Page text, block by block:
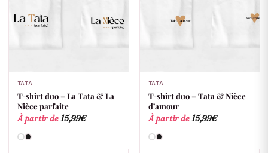
TATA
T-shirt duo – La Tata & La
Nièce parfaite
À partir de15,99€
TATA
T-shirt duo – Tata & Nièce
d’amour
À partir de15,99€